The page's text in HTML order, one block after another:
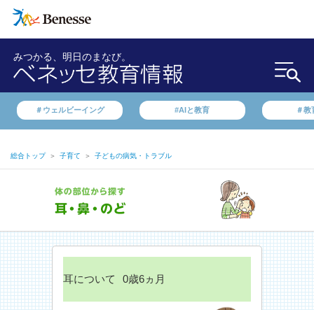
みつかる、明日のまなび。
＃ウェルビーイング #AIと教育 ＃教
総合トップ ＞ 子育て ＞ 子どもの病気・トラブル
耳について 0歳6ヵ月